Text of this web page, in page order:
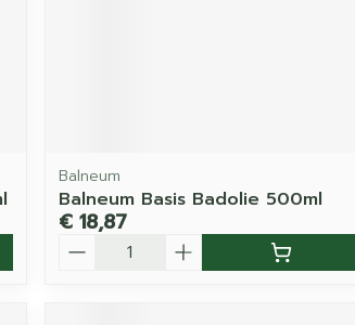
Balneum
Balneum Basis Badolie 500ml
€ 18,87